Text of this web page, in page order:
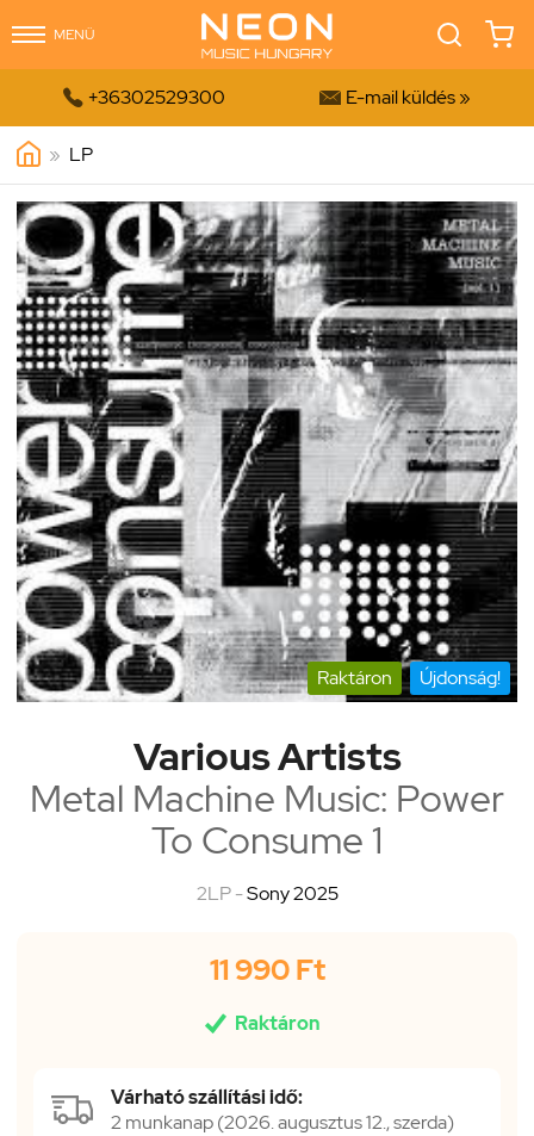
MENÜ
 +36302529300  E-mail küldés »
» LP
Raktáron Újdonság!
Various Artists
Metal Machine Music: Power
To Consume 1
2LP -Sony 2025
11 990 Ft
 Raktáron
Várható szállítási idő:
2 munkanap (2026. augusztus 12., szerda)